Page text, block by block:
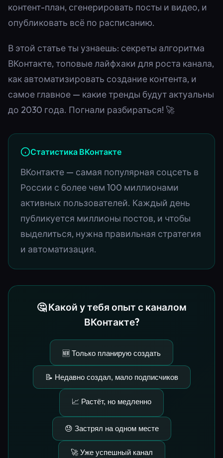
контент-план, сгенерировать посты и видео, и
опубликовать всё по расписанию.
В этой статье ты узнаешь: секреты алгоритма
ВКонтакте, топовые лайфхаки для роста канала,
как автоматизировать создание контента, и
самое главное — какие тренды будут актуальны
до 2030 года. Погнали разбираться! 🚀
Статистика ВКонтакте
ВКонтакте — самая популярная соцсеть в
России с более чем 100 миллионами
активных пользователей. Каждый день
публикуется миллионы постов, и чтобы
выделиться, нужна правильная стратегия
и автоматизация.
🤔 Какой у тебя опыт с каналом
ВКонтакте?
🆕 Только планирую создать
📝 Недавно создал, мало подписчиков
📈 Растёт, но медленно
😓 Застрял на одном месте
🚀 Уже успешный канал